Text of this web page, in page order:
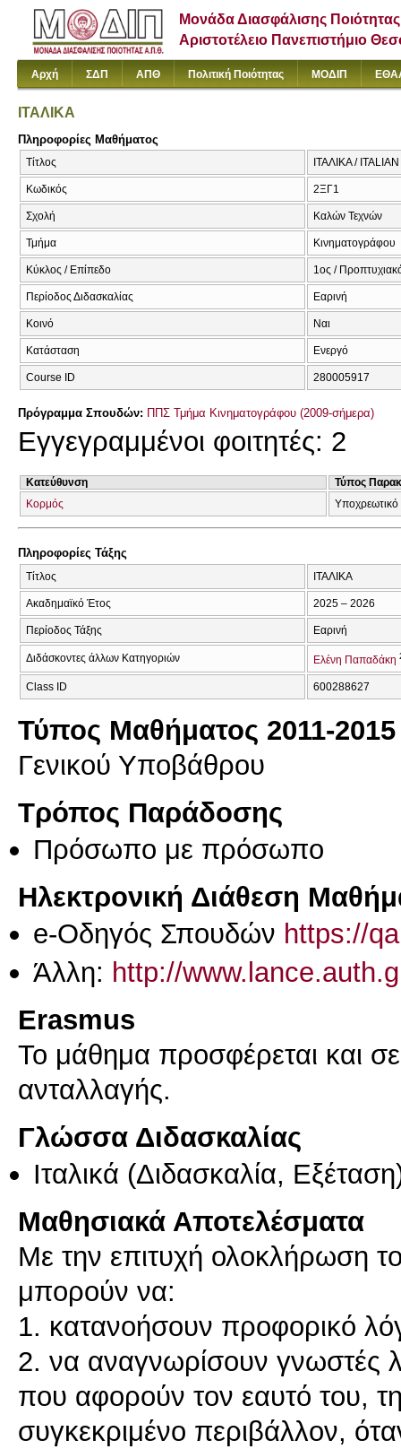
Μονάδα Διασφάλισης Ποιότητας
Αριστοτέλειο Πανεπιστήμιο
Αρχή ΣΔΠ ΑΠΘ Πολιτική Ποιότητας ΜΟΔΙΠ
ΙΤΑΛΙΚΑ
Πληροφορίες Μαθήματος
Τίτλος ΙΤΑΛΙΚΑ /
Κωδικός 2ΞΓ1
Σχολή Καλών Τεχνών
Τμήμα Κινηματογράφου
Κύκλος / Επίπεδο 1ος /
Περίοδος Διδασκαλίας Εαρινή
Κοινό Ναι
Κατάσταση Ενεργό
Course ID 280005917
Πρόγραμμα Σπουδών: ΠΠΣ Τμήμα Κινηματογράφου (2009-σήμερα)
Εγγεγραμμένοι φοιτητές: 2
Κατεύθυνση
Τύπος
Κορμός
Υποχρεωτικό
Πληροφορίες Τάξης
Τίτλος ΙΤΑΛΙΚΑ
Ακαδημαϊκό Έτος 2025 – 2026
Περίοδος Τάξης Εαρινή
Διδάσκοντες άλλων Κατηγοριών Ελένη Παπαδάκη
Class ID 600288627
Τύπος Μαθήματος 2011-2015
Γενικού Υποβάθρου
Τρόπος Παράδοσης
Πρόσωπο με πρόσωπο
Ηλεκτρονική Διάθεση
e-Οδηγός Σπουδών https://
Άλλη: http://
Erasmus
Το μάθημα προσφέρεται και
ανταλλαγής.
Γλώσσα Διδασκαλίας
Ιταλικά (Διδασκαλία,
Μαθησιακά Αποτελέσματα
Με την επιτυχή ολοκλήρωση
μπορούν να:
1. κατανοήσουν προφορικό
2. να αναγνωρίσουν γνωστές
που αφορούν τον εαυτό του,
συγκεκριμένο περιβάλλον,